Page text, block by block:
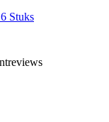
Stuks